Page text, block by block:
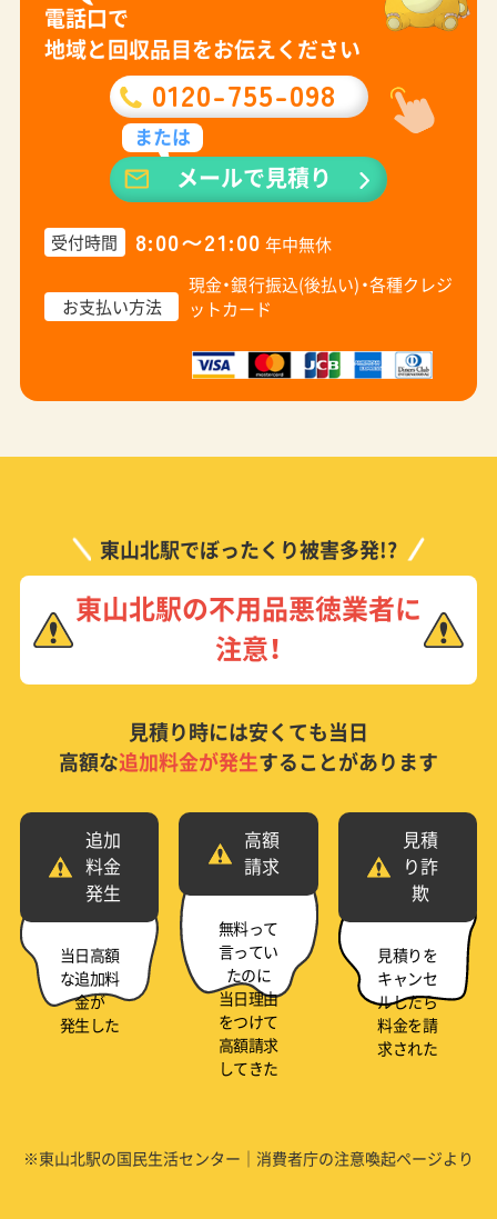
電話口で
地域と回収品目をお伝えください
0120-755-098
または
メールで見積り
受付時間 8:00〜21:00 年中無休
お支払い方法
現金・銀行振込(後払い)・各種クレジ
ットカード
東山北駅でぼったくり被害多発!?
東山北駅の不用品悪徳業者に
注意！
見積り時には安くても当日
高額な追加料金が発生することがあります
追加
料金
発生
当日高額
な追加料
金が
発生した
高額
請求
無料って
言ってい
たのに
当日理由
をつけて
高額請求
してきた
見積
り詐
欺
見積りを
キャンセ
ルしたら
料金を請
求された
※東山北駅の国民生活センター｜消費者庁の注意喚起ページより